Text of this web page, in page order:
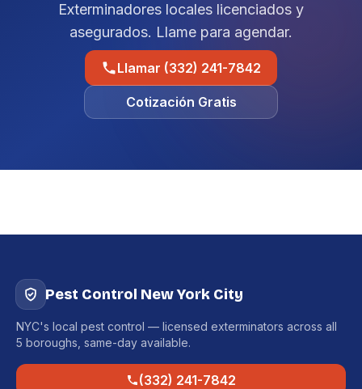
Exterminadores locales licenciados y
asegurados. Llame para agendar.
Llamar (332) 241-7842
Cotización Gratis
Pest Control New York City
NYC's local pest control — licensed exterminators across all
5 boroughs, same-day available.
(332) 241-7842